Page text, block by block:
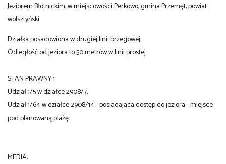
Jeziorem Błotnickim, w miejscowości Perkowo, gmina Przemęt, powiat
wolsztyński
Działka posadowiona w drugiej linii brzegowej.
Odległość od jeziora to 50 metrów w linii prostej.
STAN PRAWNY :
Udział 1/5 w działce 2908/7.
Udział 1/64 w działce 2908/14 - posiadająca dostęp do jeziora - miejsce
pod planowaną plażę.
MEDIA: